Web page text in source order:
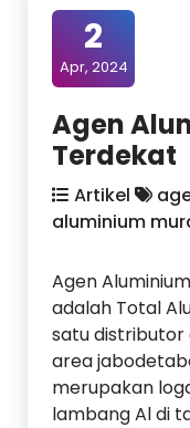
2
Apr, 2024
Agen
Terdekat
Artikel
aluminium
Agen
adalah Total
satu distributor
area
merupakan
lambang Al di